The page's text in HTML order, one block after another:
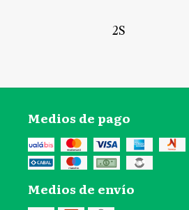
2S
Medios de pago
Medios de envío